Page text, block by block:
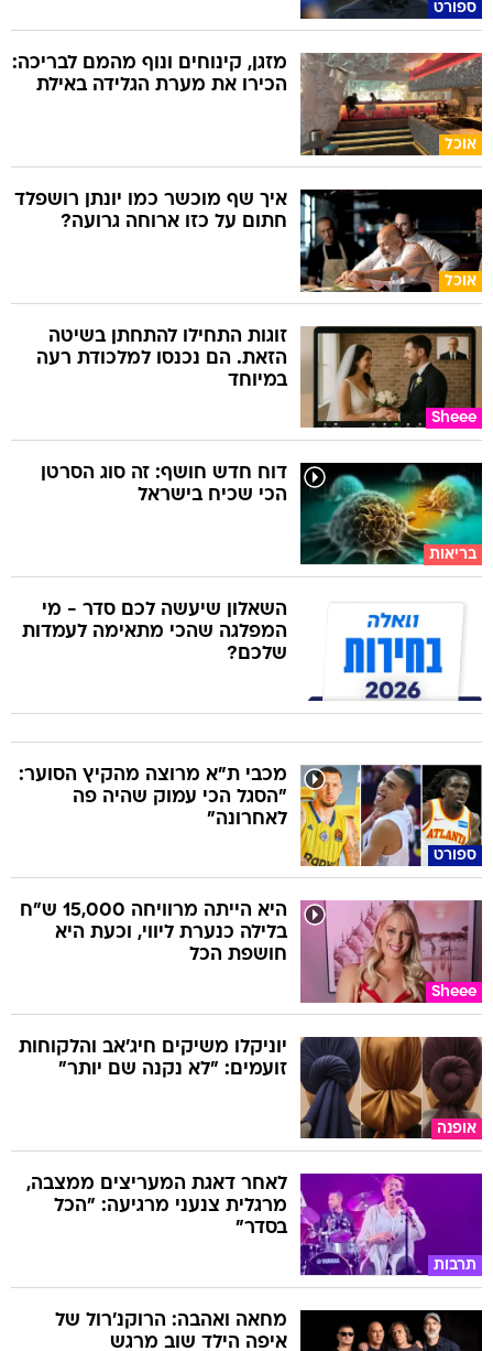
ספורט
אוכל
מזגן, קינוחים ונוף מהמם לבריכה:
הכירו את מערת הגלידה באילת
אוכל
איך שף מוכשר כמו יונתן רושפלד
חתום על כזו ארוחה גרועה?
Sheee
זוגות התחילו להתחתן בשיטה
הזאת. הם נכנסו למלכודת רעה
במיוחד
בריאות
דוח חדש חושף: זה סוג הסרטן
הכי שכיח בישראל
השאלון שיעשה לכם סדר - מי
המפלגה שהכי מתאימה לעמדות
שלכם?
ספורט
מכבי ת"א מרוצה מהקיץ הסוער:
"הסגל הכי עמוק שהיה פה
לאחרונה"
Sheee
היא הייתה מרוויחה 15,000 ש"ח
בלילה כנערת ליווי, וכעת היא
חושפת הכל
אופנה
יוניקלו משיקים חיג'אב והלקוחות
זועמים: "לא נקנה שם יותר"
תרבות
לאחר דאגת המעריצים ממצבה,
מרגלית צנעני מרגיעה: "הכל
בסדר"
מחאה ואהבה: הרוקנ'רול של
איפה הילד שוב מרגש